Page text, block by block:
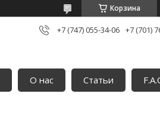
Корзина
+7 (747) 055-34-06 +7 (701)
О нас Статьи